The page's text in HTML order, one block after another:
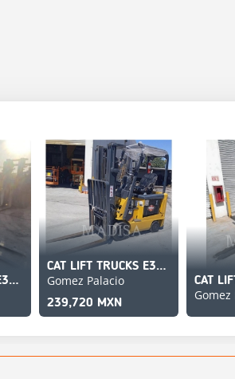
CAT LIFT TRUCKS E3500-AC
CAT LIFT TRUCKS E3500-AC
Gomez Palacio
239,720 MXN
Gomez